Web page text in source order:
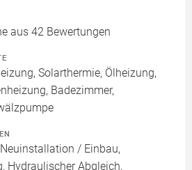
aus 42 Bewertungen
Solarthermie, Ölheizung,
Badezimmer,
/ Einbau,
Hydraulischer Abgleich,